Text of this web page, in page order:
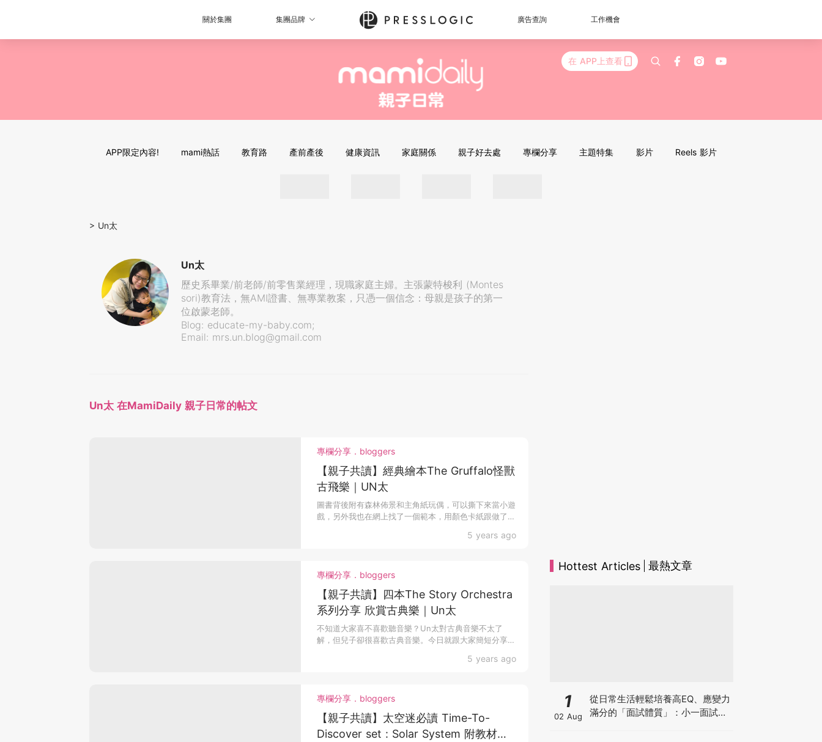
關於集團 集團品牌 廣告查詢 工作機會
在 APP上查看
APP限定內容! mami熱話 教育路 產前產後 健康資訊 家庭關係 親子好去處 專欄分享 主題特集 影片 Reels 影片
> Un太
Un太
歷史系畢業/前老師/前零售業經理，現職家庭主婦。主張蒙特梭利 (Montes
sori)教育法，無AMI證書、無專業教案，只憑一個信念：母親是孩子的第一
位啟蒙老師。
Blog: educate-my-baby.com;
Email: mrs.un.blog@gmail.com
Un太 在MamiDaily 親子日常的帖文
專欄分享．bloggers
【親子共讀】經典繪本The Gruffalo怪獸
古飛樂｜UN太
圖書背後附有森林佈景和主角紙玩偶，可以撕下來當小遊
戲，另外我也在網上找了一個範本，用顏色卡紙跟做了一
5 years ago
專欄分享．bloggers
【親子共讀】四本The Story Orchestra
系列分享 欣賞古典樂｜Un太
不知道大家喜不喜歡聽音樂？Un太對古典音樂不太了
解，但兒子卻很喜歡古典音樂。今日就跟大家簡短分享家
5 years ago
專欄分享．bloggers
【親子共讀】太空迷必讀 Time-To-
Discover set : Solar System 附教材｜
Hottest Articles 最熱文章
1
02 Aug
從日常生活輕鬆培養高EQ、應變力
滿分的「面試體質」：小一面試最